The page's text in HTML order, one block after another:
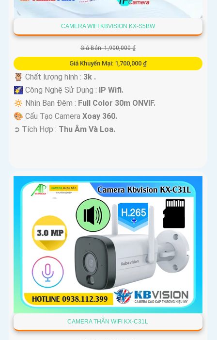
CAMERA WIFI KBVISION KX-S5BW
Giá Bán: 1,900,000 ₫
Giá Khuyến Mại: 1,700,000 ₫
🦉 Chất lượng hình : 3k .
🌠 Công Nghệ Sử Dụng :
IP Wifi.
🔅 Nhìn Ban Đêm : Full Color 30m ONVIF.
🎨 Cấu Tạo Camera Xoay 360.
️➲ Tích Hợp : Thu Âm Và Loa.
CAMERA THÂN WIFI KX-C31L